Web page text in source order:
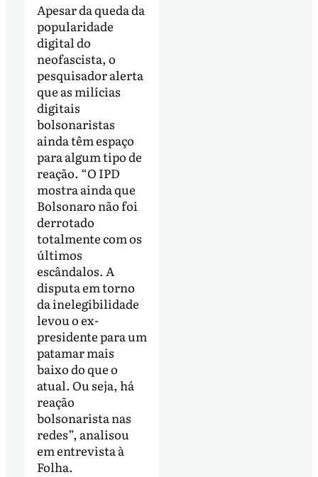
Apesar da queda da
popularidade
digital do
neofascista, o
pesquisador alerta
que as milícias
digitais
bolsonaristas
ainda têm espaço
para algum tipo de
reação. “O IPD
mostra ainda que
Bolsonaro não foi
derrotado
totalmente com os
últimos
escândalos. A
disputa em torno
da inelegibilidade
levou o ex-
presidente para um
patamar mais
baixo do que o
atual. Ou seja, há
reação
bolsonarista nas
redes”, analisou
em entrevista à
Folha.